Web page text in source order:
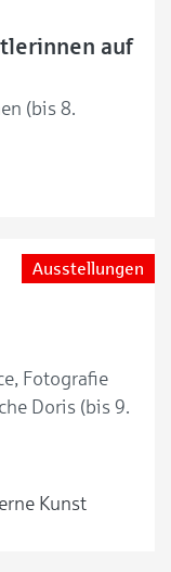
auf
(bis 8.
Ausstellungen
Fotografie
Doris (bis 9.
Kunst